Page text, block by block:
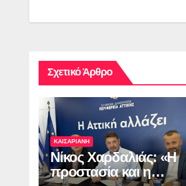
Σχετικό Άρθρο
ΚΑΙΣΑΡΙΑΝΗ
Νίκος Χαρδαλιάς: «Η
προστασία και η